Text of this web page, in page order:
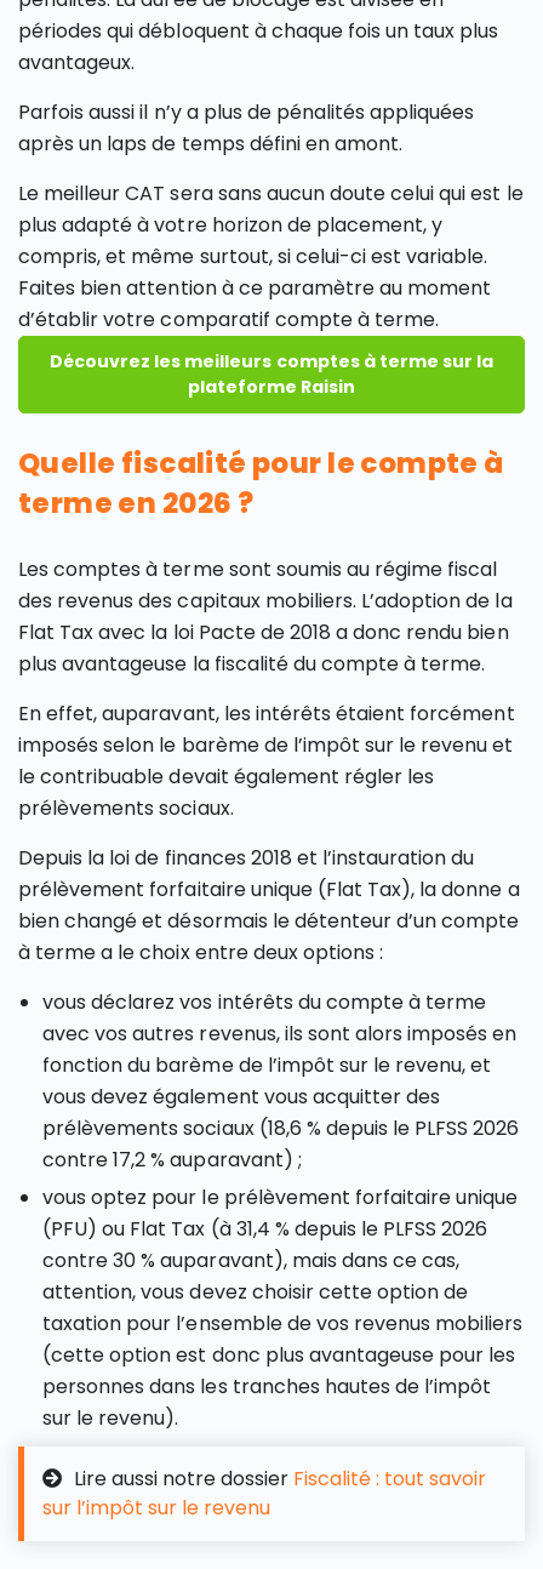
périodes qui débloquent à chaque fois un taux plus
avantageux.
Parfois aussi il n’y a plus de pénalités appliquées
après un laps de temps défini en amont.
Le meilleur CAT sera sans aucun doute celui qui est le
plus adapté à votre horizon de placement, y
compris, et même surtout, si celui-ci est variable.
Faites bien attention à ce paramètre au moment
d’établir votre comparatif compte à terme.
Découvrez les meilleurs comptes à terme sur la
plateforme Raisin
Quelle fiscalité pour le compte à
terme en 2026 ?
Les comptes à terme sont soumis au régime fiscal
des revenus des capitaux mobiliers. L’adoption de la
Flat Tax avec la loi Pacte de 2018 a donc rendu bien
plus avantageuse la fiscalité du compte à terme.
En effet, auparavant, les intérêts étaient forcément
imposés selon le barème de l’impôt sur le revenu et
le contribuable devait également régler les
prélèvements sociaux.
Depuis la loi de finances 2018 et l’instauration du
prélèvement forfaitaire unique (Flat Tax), la donne a
bien changé et désormais le détenteur d’un compte
à terme a le choix entre deux options :
vous déclarez vos intérêts du compte à terme
avec vos autres revenus, ils sont alors imposés en
fonction du barème de l’impôt sur le revenu, et
vous devez également vous acquitter des
prélèvements sociaux (18,6 % depuis le PLFSS 2026
contre 17,2 % auparavant) ;
vous optez pour le prélèvement forfaitaire unique
(PFU) ou Flat Tax (à 31,4 % depuis le PLFSS 2026
contre 30 % auparavant), mais dans ce cas,
attention, vous devez choisir cette option de
taxation pour l’ensemble de vos revenus mobiliers
(cette option est donc plus avantageuse pour les
personnes dans les tranches hautes de l’impôt
sur le revenu).
Lire aussi notre dossier Fiscalité : tout savoir
sur l’impôt sur le revenu